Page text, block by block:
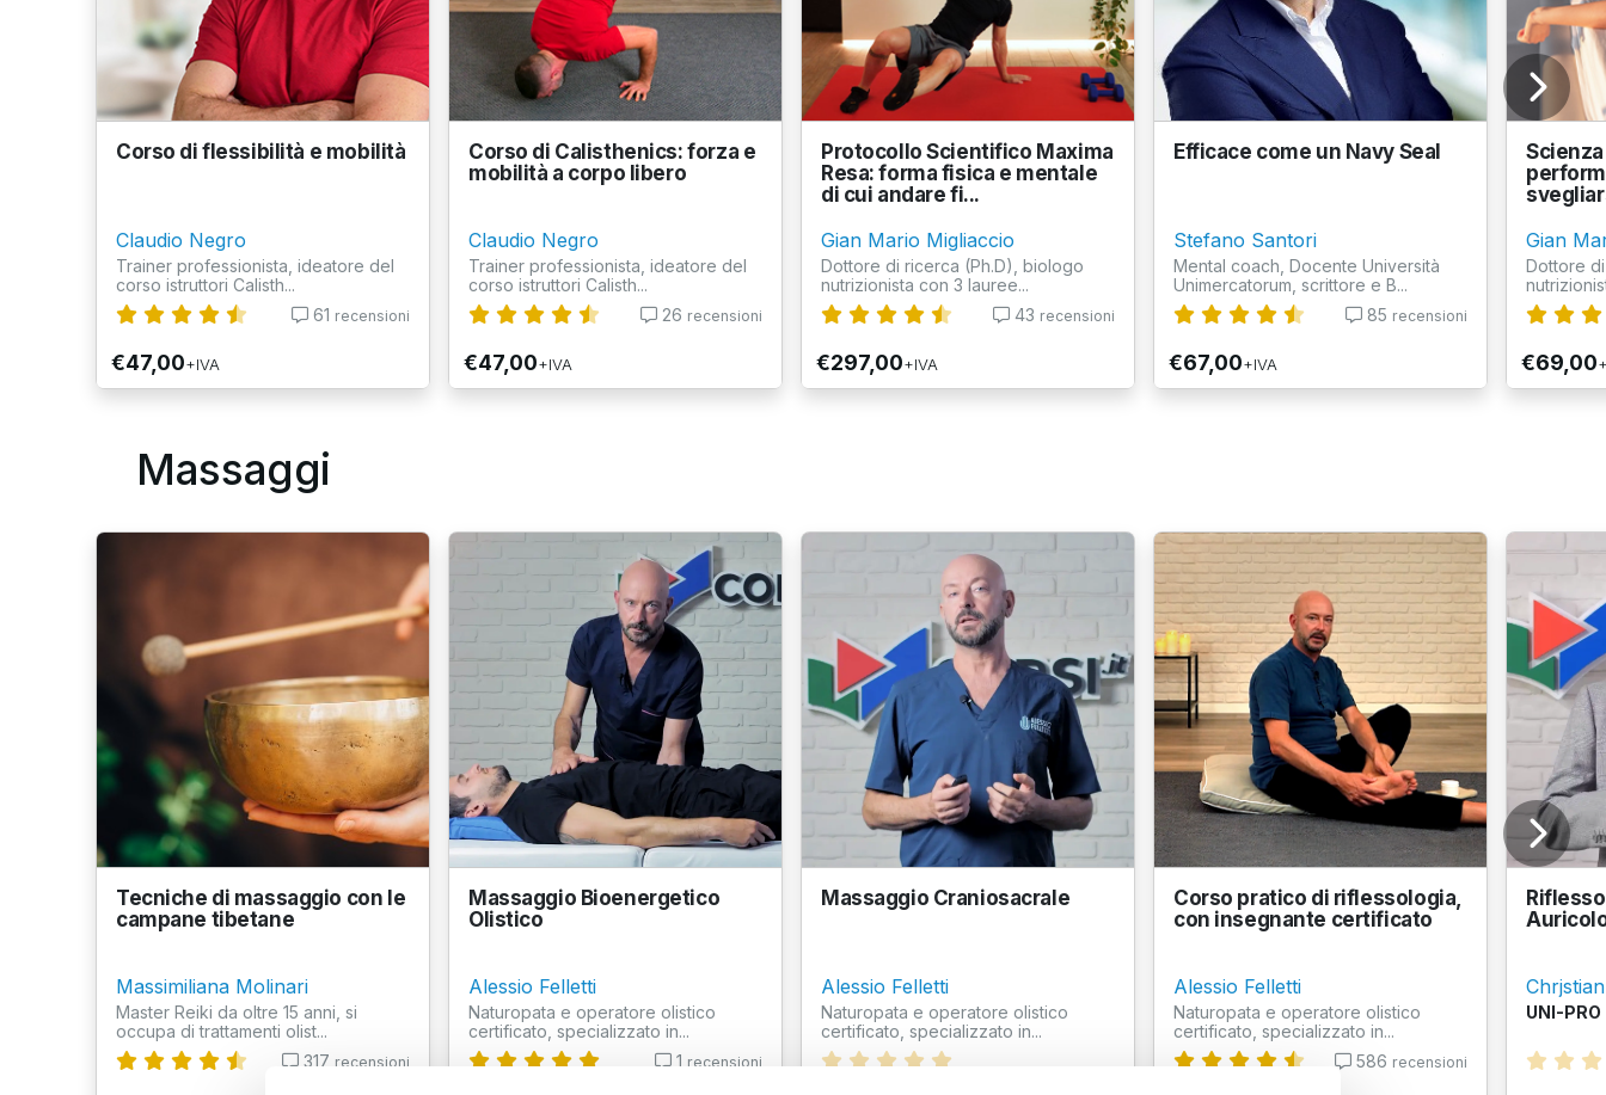
Corso di flessibilità e mobilità
Claudio Negro
Trainer professionista, ideatore del
corso istruttori Calisth...
61 recensioni
€47,00+IVA
Corso di Calisthenics: forza e
mobilità a corpo libero
Claudio Negro
Trainer professionista, ideatore del
corso istruttori Calisth...
26 recensioni
€47,00+IVA
Protocollo Scientifico Maxima
Resa: forma fisica e mentale
di cui andare fi...
Gian Mario Migliaccio
Dottore di ricerca (Ph.D), biologo
nutrizionista con 3 lauree...
43 recensioni
€297,00+IVA
Efficace come un Navy Seal
Stefano Santori
Mental coach, Docente Università
Unimercatorum, scrittore e B...
85 recensioni
€67,00+IVA
Gian
Dottore
€69,00
Massaggi
Tecniche di massaggio con le
campane tibetane
Massimiliana Molinari
Master Reiki da oltre 15 anni, si
occupa di trattamenti olist...
317 recensioni
Massaggio Bioenergetico
Olistico
Alessio Felletti
Naturopata e operatore olistico
certificato, specializzato in...
1 recensioni
Massaggio Craniosacrale
Alessio Felletti
Naturopata e operatore olistico
certificato, specializzato in...
Corso pratico di riflessologia,
con insegnante certificato
Alessio Felletti
Naturopata e operatore olistico
certificato, specializzato in...
586 recensioni
UNI-PRO